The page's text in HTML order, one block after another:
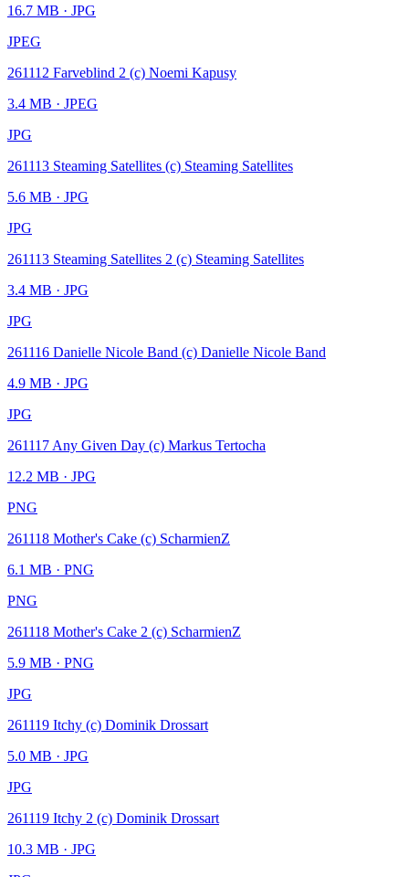
16.7 MB · JPG
JPEG
261112 Farveblind 2 (c) Noemi Kapusy
3.4 MB · JPEG
JPG
261113 Steaming Satellites (c) Steaming Satellites
5.6 MB · JPG
JPG
261113 Steaming Satellites 2 (c) Steaming Satellites
3.4 MB · JPG
JPG
261116 Danielle Nicole Band (c) Danielle Nicole Band
4.9 MB · JPG
JPG
261117 Any Given Day (c) Markus Tertocha
12.2 MB · JPG
PNG
261118 Mother's Cake (c) ScharmienZ
6.1 MB · PNG
PNG
261118 Mother's Cake 2 (c) ScharmienZ
5.9 MB · PNG
JPG
261119 Itchy (c) Dominik Drossart
5.0 MB · JPG
JPG
261119 Itchy 2 (c) Dominik Drossart
10.3 MB · JPG